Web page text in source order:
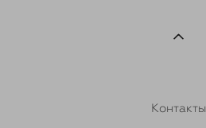
Контакты